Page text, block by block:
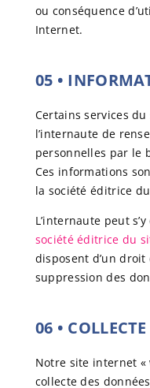
ou conséquence
Internet.
05 •
Certains services
l’internaute de
personnelles par le
Ces informations
la société éditrice
L’internaute peut
société éditrice du
disposent d’un droit
suppression des
06 •
Notre site internet «
collecte des